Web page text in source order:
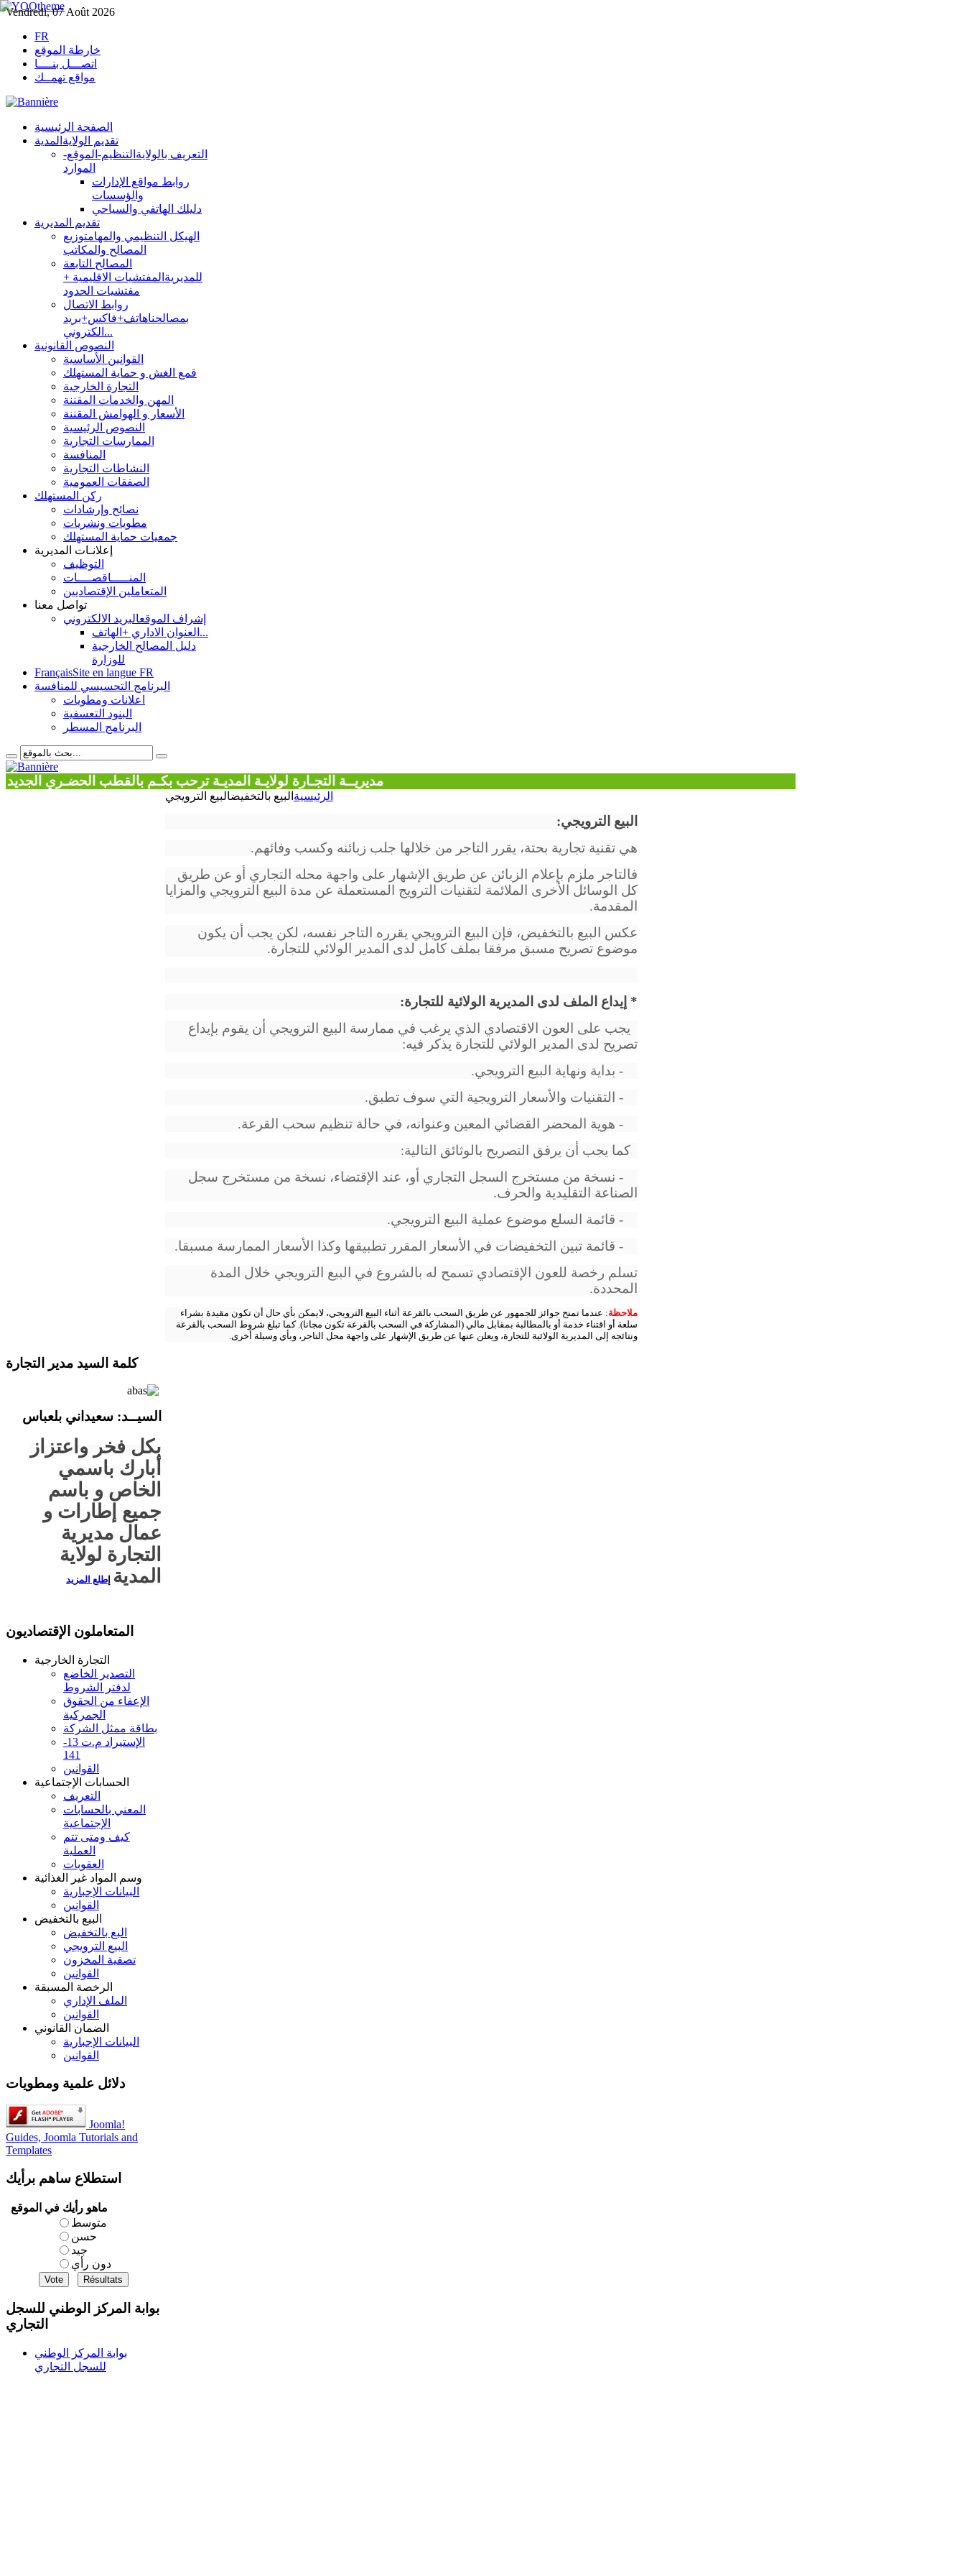
Vendredi, 07 Août 2026
FR
خارطة الموقع
اتصـــل بنــــا
مواقع تهمــك
الصفحة الرئيسية
تقديم الولاية المدية
التعريف بالولاية التنظيم-الموقع-
الموارد
روابط مواقع الإدارات
والؤسسات
دليلك الهاتفي والسياحي
تقديم المديرية
الهيكل التنظيمي والمهامتوزيع
المصالح والمكاتب
المصالح التابعة
للمديرية المفتشيات الاقليمية +
مفتشيات الحدود
روابط الاتصال
بمصالحناهاتف+فاكس+بريد
الكتروني...
النصوص القانونية
القوانين الأساسية
قمع الغش و حماية المستهلك
التجارة الخارجية
المهن والخدمات المقننة
الأسعار و الهوامش المقننة
النصوص الرئيسية
الممارسات التجارية
المنافسة
النشاطات التجارية
الصفقات العمومية
ركن المستهلك
نصائح وإرشادات
مطويات ونشريات
جمعيات حماية المستهلك
إعلانـات المديرية
التوظيف
المنـــــاقصــــات
المتعاملين الإقتصاديين
تواصل معنا
إشراف الموقعالبريد الالكتروني
العنوان الاداري +الهاتف...
دليل المصالح الخارجية
للوزارة
FrançaisSite en langue FR
البرنامج التحسيسي للمنافسة
اعلانات ومطويات
البنود التعسفية
البرنامج المسطر
مديريــة التجـارة لولايـة المديـة ترحب بكـم بالقطب الحضـري الجديد
الرئيسية البيع بالتخفيضالبيع الترويجي
البيع الترويجي:
هي تقنية تجارية بحتة، يقرر التاجر من خلالها جلب زبائنه وكسب وفائهم.
فالتاجر ملزم بإعلام الزبائن عن طريق الإشهار على واجهة محله التجاري أو عن طريق
كل الوسائل الأخرى الملائمة لتقنيات الترويج المستعملة عن مدة البيع الترويجي والمزايا
المقدمة.
عكس البيع بالتخفيض، فإن البيع الترويجي يقرره التاجر نفسه، لكن يجب أن يكون
موضوع تصريح مسبق مرفقا بملف كامل لدى المدير الولائي للتجارة.
* إيداع الملف لدى المديرية الولائية للتجارة:
يجب على العون الاقتصادي الذي يرغب في ممارسة البيع الترويجي أن يقوم بإيداع
تصريح لدى المدير الولائي للتجارة يذكر فيه:
- بداية ونهاية البيع الترويجي.
- التقنيات والأسعار الترويجية التي سوف تطبق.
- هوية المحضر القضائي المعين وعنوانه، في حالة تنظيم سحب القرعة.
كما يجب أن يرفق التصريح بالوثائق التالية:
- نسخة من مستخرج السجل التجاري أو، عند الإقتضاء، نسخة من مستخرج سجل
الصناعة التقليدية والحرف.
- قائمة السلع موضوع عملية البيع الترويجي.
- قائمة تبين التخفيضات في الأسعار المقرر تطبيقها وكذا الأسعار الممارسة مسبقا.
تسلم رخصة للعون الإقتصادي تسمح له بالشروع في البيع الترويجي خلال المدة
المحددة.
ملاحظة: عندما تمنح جوائز للجمهور عن طريق السحب بالقرعة أثناء البيع الترويجي، لايمكن بأي حال أن تكون مقيدة بشراء
سلعة أو اقتناء خدمة أو بالمطالبة بمقابل مالي (المشاركة في السحب بالقرعة تكون مجانا). كما تبلغ شروط السحب بالقرعة
ونتائجه إلى المديرية الولائية للتجارة، ويعلن عنها عن طريق الإشهار على واجهة محل التاجر، وبأي وسيلة أخرى.
كلمة السيد مدير التجارة
السيــد: سعيداني بلعباس
بكل فخر واعتزاز
أبارك باسمي
الخاص و باسم
جميع إطارات و
عمال مديرية
التجارة لولاية
المدية طلع المزيد
المتعاملون الإقتصاديون
التجارة الخارجية
التصدير الخاضع
لدفتر الشروط
الإعفاء من الحقوق
الجمركية
بطاقة ممثل الشركة
الإستيراد م.ت 13-
141
القوانين
الحسابات الإجتماعية
التعريف
المعني بالحسابات
الإجتماعية
كيف ومتى تتم
العملية
العقوبات
وسم المواد غير الغذائية
البيانات الإجبارية
القوانين
البيع بالتخفيض
البع بالتخفيض
البيع الترويجي
تصفية المخزون
القوانين
الرخصة المسبقة
الملف الإداري
القوانين
الضمان القانوني
البيانات الإجبارية
القوانين
دلائل علمية ومطويات
Joomla!
Guides, Joomla Tutorials and
Templates
استطلاع ساهم برأيك
ماهو رأيك في الموقع
متوسط
حسن
جيد
دون رأي
بوابة المركز الوطني للسجل
التجاري
بوابة المركز الوطني
للسجل التجاري